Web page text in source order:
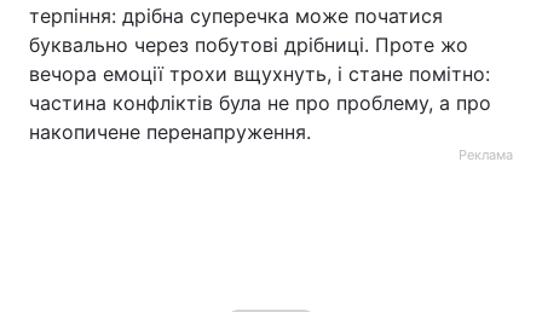
терпіння: дрібна суперечка може початися
буквально через побутові дрібниці. Проте жо
вечора емоції трохи вщухнуть, і стане помітно:
частина конфліктів була не про проблему, а про
накопичене перенапруження.
Реклама